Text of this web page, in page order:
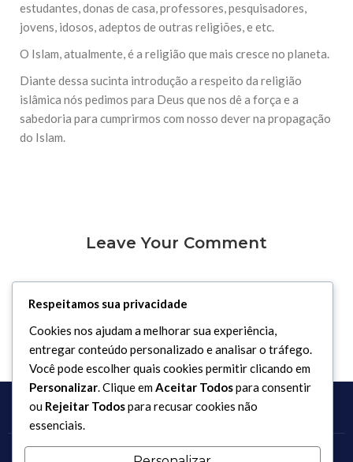
estudantes, donas de casa, professores, pesquisadores,
jovens, idosos, adeptos de outras religiões, e etc.
O Islam, atualmente, é a religião que mais cresce no planeta.
Diante dessa sucinta introdução a respeito da religião
islâmica nós pedimos para Deus que nos dê a força e a
sabedoria para cumprirmos com nosso dever na propagação
do Islam.
Leave Your Comment
Você precisa fazer ologinpara publicar um comentário.
Respeitamos sua privacidade
Cookies nos ajudam a melhorar sua experiência,
entregar conteúdo personalizado e analisar o tráfego.
Você pode escolher quais cookies permitir clicando em
Personalizar. Clique emAceitar Todospara consentir
ou Rejeitar Todospara recusar cookies não
essenciais.